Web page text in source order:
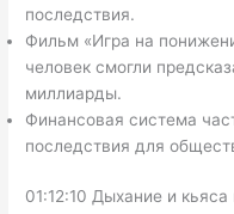
последствия.
Фильм «Игра на
человек смогли
миллиарды.
Финансовая система
последствия для
01:12:10 Дыхание и кьяса